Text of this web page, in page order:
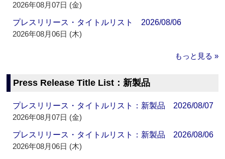
2026年08月07日 (金)
プレスリリース・タイトルリスト 2026/08/06
2026年08月06日 (木)
もっと見る »
Press Release Title List：新製品
プレスリリース・タイトルリスト：新製品 2026/08/07
2026年08月07日 (金)
プレスリリース・タイトルリスト：新製品 2026/08/06
2026年08月06日 (木)